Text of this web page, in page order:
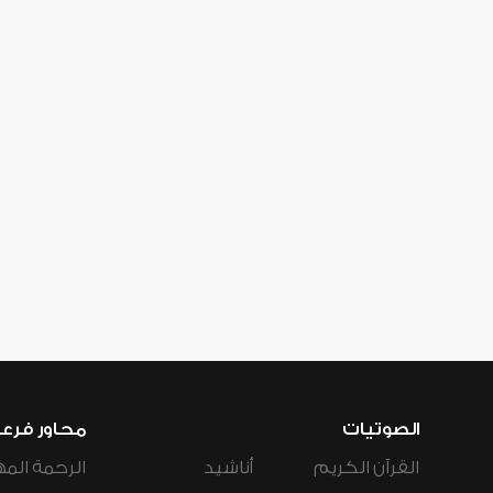
الصوتيات
القرآن الكريم
أناشيد
محاور
الرحمة